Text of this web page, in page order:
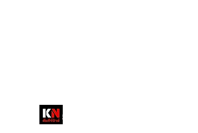
วส์
สื่อลึกวงการสงฆ์ เจาะตรงพระเครื่อง